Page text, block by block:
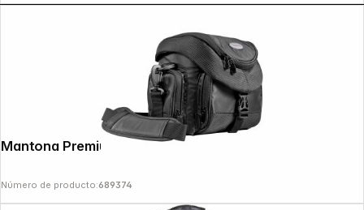
Mantona Premium Photo Bag
Número de producto:689374